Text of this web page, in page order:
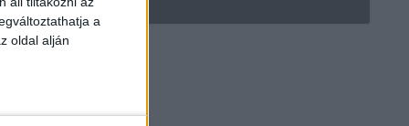
a
oldal alján